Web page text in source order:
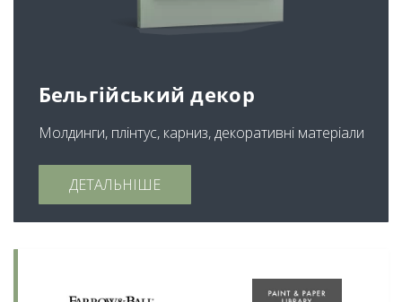
Бельгійський декор
Молдинги, плінтус, карниз, декоративні матеріали
ДЕТАЛЬНІШЕ